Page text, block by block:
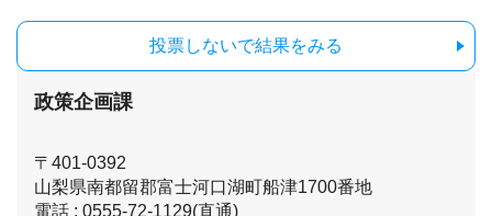
投票しないで結果をみる
政策企画課
〒401-0392
山梨県南都留郡富士河口湖町船津1700番地
電話 : 0555-72-1129(直通)